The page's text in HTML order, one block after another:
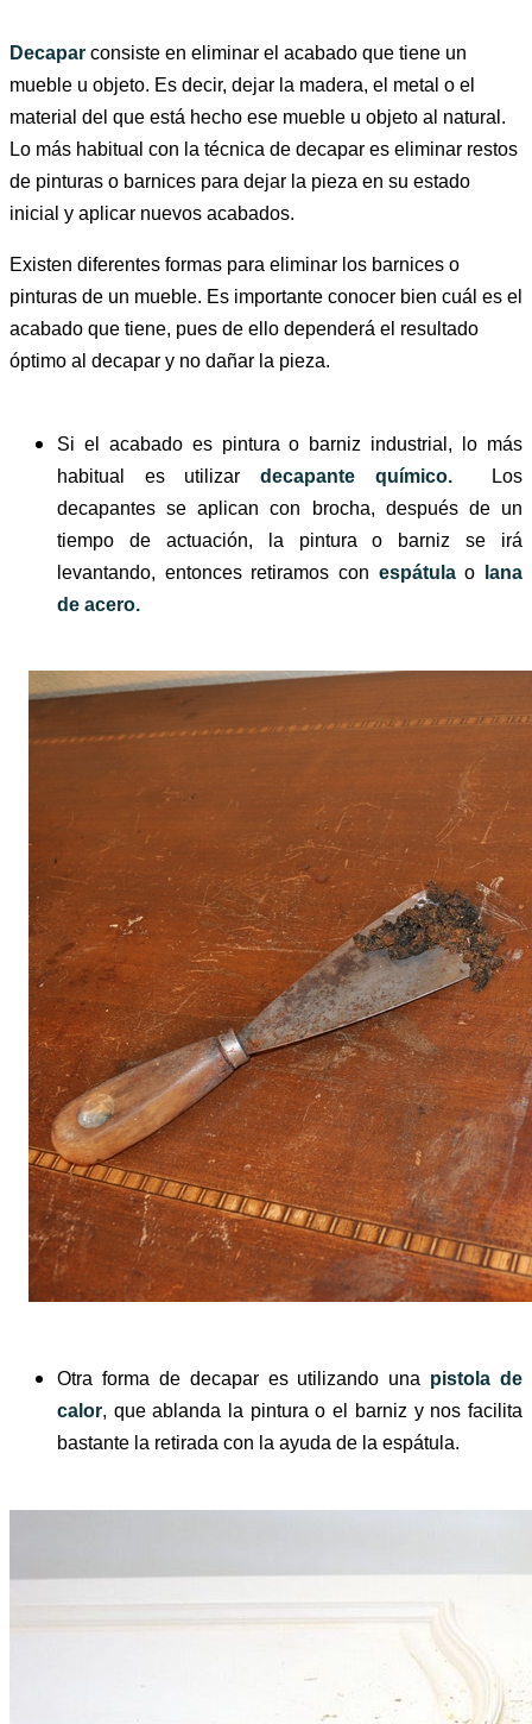
Decapar consiste en eliminar el acabado que tiene un
mueble u objeto. Es decir, dejar la madera, el metal o el
material del que está hecho ese mueble u objeto al natural.
Lo más habitual con la técnica de decapar es eliminar restos
de pinturas o barnices para dejar la pieza en su estado
inicial y aplicar nuevos acabados.
Existen diferentes formas para eliminar los barnices o
pinturas de un mueble. Es importante conocer bien cuál es el
acabado que tiene, pues de ello dependerá el resultado
óptimo al decapar y no dañar la pieza.
Si el acabado es pintura o barniz industrial, lo más
habitual es utilizar decapante químico.Los
decapantes se aplican con brocha, después de un
tiempo de actuación, la pintura o barniz se irá
levantando, entonces retiramos con espátulao
lana
de acero.
Otra forma de decapar es utilizando una pistola de
calor, que ablanda la pintura o el barniz y nos facilita
bastante la retirada con la ayuda de la espátula.